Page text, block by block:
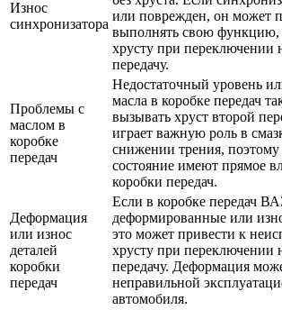
Износ
синхронизатора
или поврежден, он может
выполнять свою функцию,
хрусту при переключении
передачу.
Проблемы с
маслом в
коробке
передач
Недостаточный уровень
масла в коробке передач
вызывать хруст второй
играет важную роль в
снижении трения, поэтому
состояние имеют прямое
коробки передач.
Деформация
или износ
деталей
коробки
передач
Если в коробке передач
деформированные или
это может привести к
хрусту при переключении
передачу. Деформация
неправильной
автомобиля.